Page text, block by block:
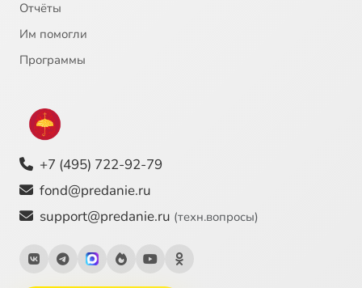
26 Лекция 25.04.99
Отчёты
Им помогли
Программы
+7 (495) 722-92-79
fond@predanie.ru
support@predanie.ru (техн.вопросы)